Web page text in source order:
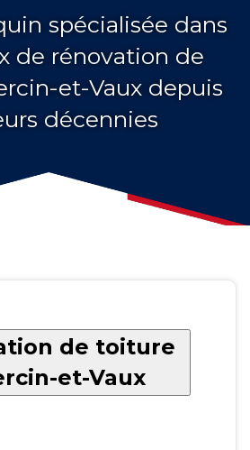
spécialisée dans
de rénovation de
et-Vaux depuis
décennies
de toiture
et-Vaux